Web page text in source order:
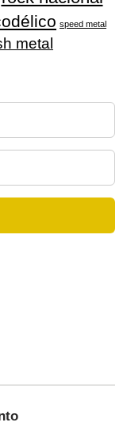
speed metal
metal